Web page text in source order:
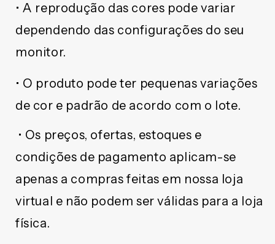
• A reprodução das cores pode variar
dependendo das configurações do seu
monitor.
• O produto pode ter pequenas variações
de cor e padrão de acordo com o lote.
• Os preços, ofertas, estoques e
condições de pagamento aplicam-se
apenas a compras feitas em nossa loja
virtual e não podem ser válidas para a loja
física.